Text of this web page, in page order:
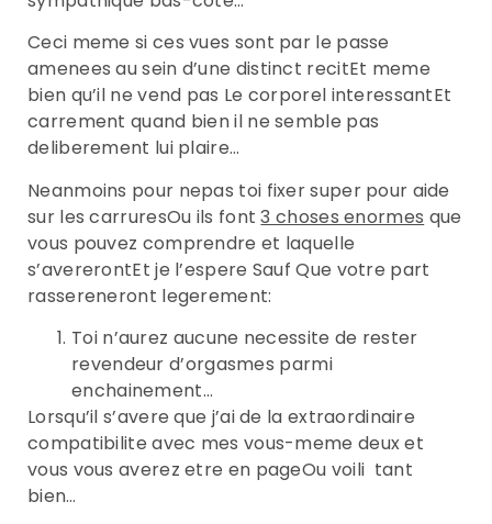
Ceci meme si ces vues sont par le passe
amenees au sein d’une distinct recitEt meme
bien qu’il ne vend pas Le corporel interessantEt
carrement quand bien il ne semble pas
deliberement lui plaire…
Neanmoins pour nepas toi fixer super pour aide
sur les carruresOu ils font3 choses enormes que
vous pouvez comprendre et laquelle
s’avererontEt je l’espere Sauf Que votre part
rassereneront legerement:
Toi n’aurez aucune necessite de rester
revendeur d’orgasmes parmi
enchainement…
Lorsqu’il s’avere que j’ai de la extraordinaire
compatibilite avec mes vous-meme deux et
vous vous averez etre en pageOu voili tant
bien…